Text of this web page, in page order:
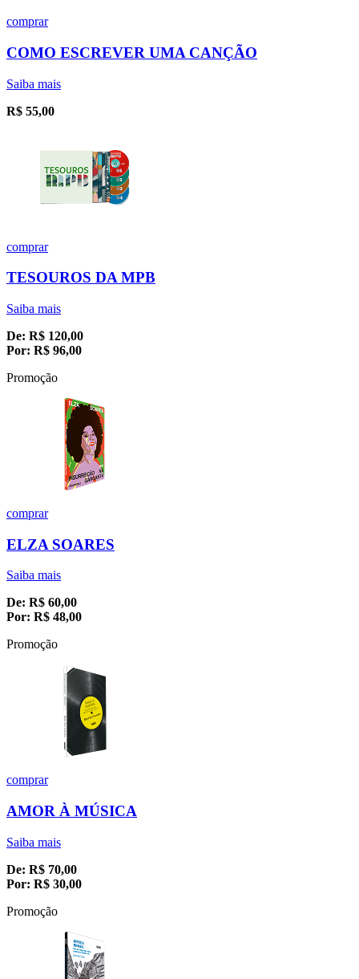
comprar
COMO ESCREVER UMA CANÇÃO
Saiba mais
R$ 55,00
comprar
TESOUROS DA MPB
Saiba mais
De: R$ 120,00
Por: R$ 96,00
Promoção
comprar
ELZA SOARES
Saiba mais
De: R$ 60,00
Por: R$ 48,00
Promoção
comprar
AMOR À MÚSICA
Saiba mais
De: R$ 70,00
Por: R$ 30,00
Promoção